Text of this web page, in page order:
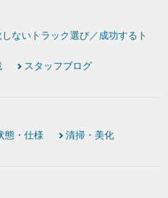
ないトラック選び／成功するト
スタッフブログ
態・仕様
清掃・美化